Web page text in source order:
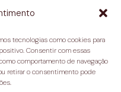
tecnologias como cookies para
Consentir com essas
comportamento de navegação
retirar o consentimento pode
Relatório e Contas
Contactos
Política de privacidade